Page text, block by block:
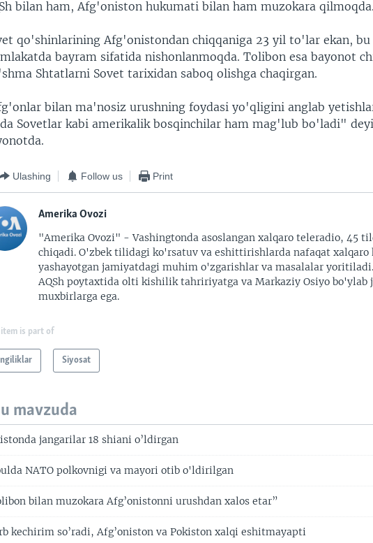
bilan ham, Afg'oniston hukumati bilan ham muzokara qilmoqda.
qo'shinlarining Afg'onistondan chiqqaniga 23 yil to'lar ekan, bu
bayram sifatida nishonlanmoqda. Tolibon esa bayonot
Shtatlarni Sovet tarixidan saboq olishga chaqirgan.
bilan ma'nosiz urushning foydasi yo'qligini anglab
Sovetlar kabi amerikalik bosqinchilar ham mag'lub bo'ladi"
Ulashing Follow us Print
Amerika Ovozi
"Amerika Ovozi" - Vashingtonda asoslangan xalqaro teleradio, 45
chiqadi. O'zbek tilidagi ko'rsatuv va eshittirishlarda nafaqat xalqaro
yashayotgan jamiyatdagi muhim o'zgarishlar va masalalar
AQSh poytaxtida olti kishilik tahririyatga va Markaziy Osiyo bo'ylab
muxbirlarga ega.
item is part of
Siyosat
mavzuda
jangarilar 18 shiani o’ldirgan
NATO polkovnigi va mayori otib o'ldirilgan
bilan muzokara Afg’onistonni urushdan xalos etar”
kechirim so’radi, Afg’oniston va Pokiston xalqi eshitmayapti